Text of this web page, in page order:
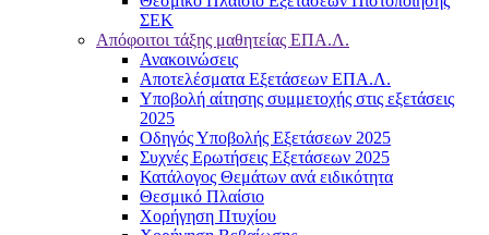
ΣΕΚ
Απόφοιτοι τάξης μαθητείας ΕΠΑ.Λ.
Ανακοινώσεις
Αποτελέσματα Εξετάσεων ΕΠΑ.Λ.
Υποβολή αίτησης συμμετοχής στις εξετάσεις
2025
Οδηγός Υποβολής Εξετάσεων 2025
Συχνές Ερωτήσεις Εξετάσεων 2025
Κατάλογος Θεμάτων ανά ειδικότητα
Θεσμικό Πλαίσιο
Χορήγηση Πτυχίου